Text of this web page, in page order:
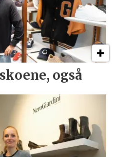
også